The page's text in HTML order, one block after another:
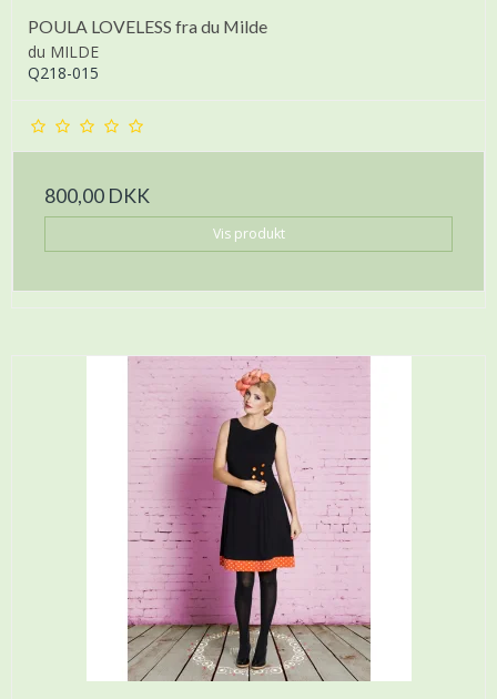
POULA LOVELESS fra du Milde
du MILDE
Q218-015
800,00 DKK
Vis produkt